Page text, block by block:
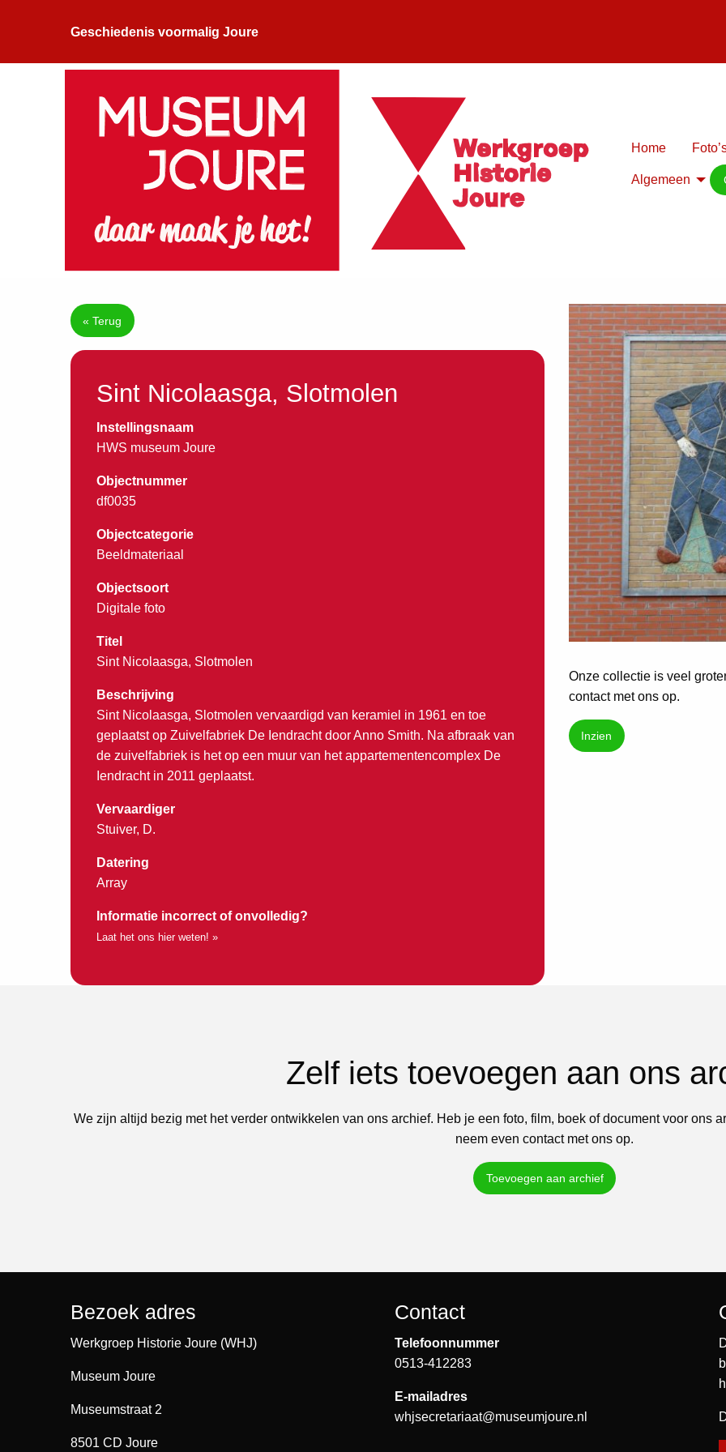
Geschiedenis voormalig Joure
Home
Algemeen
« Terug
Sint Nicolaasga, Slotmolen
Instellingsnaam
HWS museum Joure
Objectnummer
df0035
Objectcategorie
Beeldmateriaal
Objectsoort
Digitale foto
Titel
Sint Nicolaasga, Slotmolen
Beschrijving
Sint Nicolaasga, Slotmolen vervaardigd van keramiel in 1961 en toe
geplaatst op Zuivelfabriek De Iendracht door Anno Smith. Na afbraak van
de zuivelfabriek is het op een muur van het appartementencomplex De
Iendracht in 2011 geplaatst.
Vervaardiger
Stuiver, D.
Datering
Array
Informatie incorrect of onvolledig?
Laat het ons hier weten! »
Onze collectie is veel
contact met ons op.
Inzien
Zelf iets toevoegen aan ons
We zijn altijd bezig met het verder ontwikkelen van ons archief. Heb je een foto, film, boek of document voor ons
neem even contact met ons op.
Toevoegen aan archief
Bezoek adres
Werkgroep Historie Joure (WHJ)
Museum Joure
Museumstraat 2
8501 CD Joure
Contact
Telefoonnummer
0513-412283
E-mailadres
whjsecretariaat@museumjoure.nl